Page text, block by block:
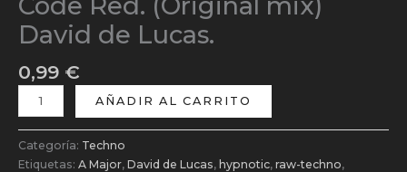
David de Lucas.
0,99 €
AÑADIR AL CARRITO
Categoría: Techno
Etiquetas: A Major, David de Lucas, hypnotic, raw-techno,